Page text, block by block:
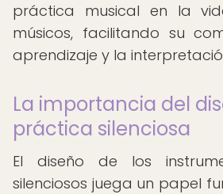
práctica musical en la
músicos, facilitando su
aprendizaje y la
La importancia del
práctica silenciosa
El diseño de los
silenciosos juega un papel